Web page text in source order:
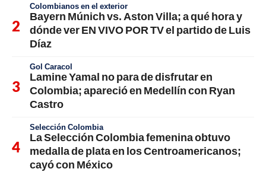
Colombianos en el exterior
Bayern Múnich vs. Aston Villa; a qué hora y
dónde ver EN VIVO POR TV el partido de Luis
Díaz
Gol Caracol
Lamine Yamal no para de disfrutar en
Colombia; apareció en Medellín con Ryan
Castro
Selección Colombia
La Selección Colombia femenina obtuvo
medalla de plata en los Centroamericanos;
cayó con México